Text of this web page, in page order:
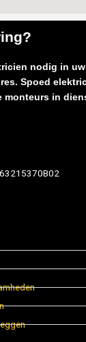
nodig in
Spoed
monteurs in